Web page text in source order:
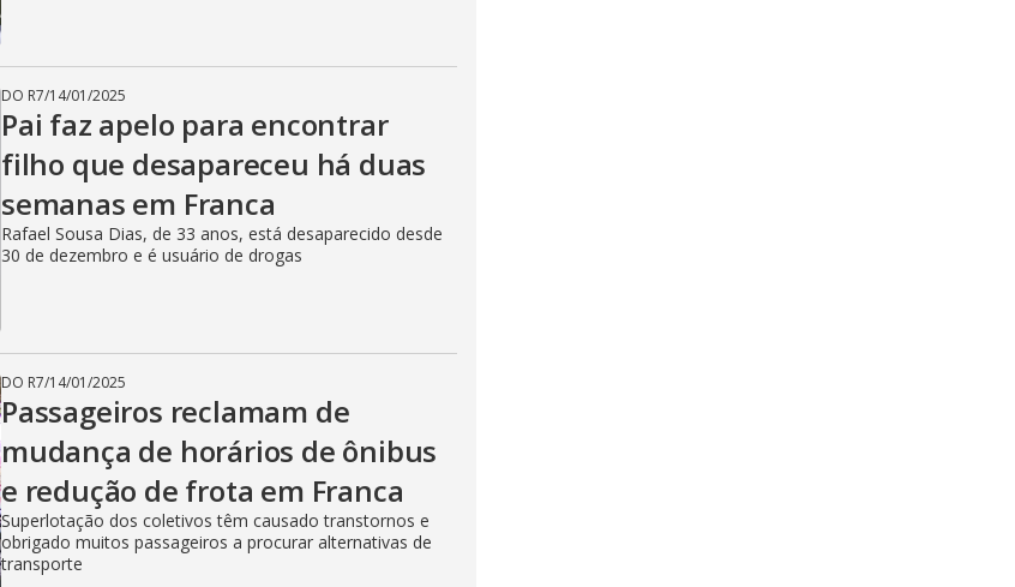
DO R7/14/01/2025
Pai faz apelo para encontrar
filho que desapareceu há duas
semanas em Franca
Rafael Sousa Dias, de 33 anos, está desaparecido desde
30 de dezembro e é usuário de drogas
DO R7/14/01/2025
Passageiros reclamam de
mudança de horários de ônibus
e redução de frota em Franca
Superlotação dos coletivos têm causado transtornos e
obrigado muitos passageiros a procurar alternativas de
transporte